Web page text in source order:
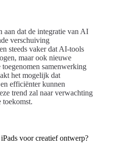
aan dat de integratie van AI
verschuiving
steeds vaker dat AI-tools
maar ook nieuwe
samenwerking
het mogelijk dat
efficiënter kunnen
trend zal naar verwachting
toekomst.
voor creatief ontwerp?